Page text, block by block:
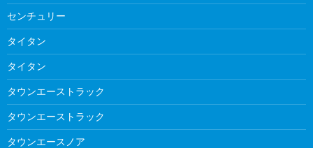
センチュリー
タイタン
タイタン
タウンエーストラック
タウンエーストラック
タウンエースノア